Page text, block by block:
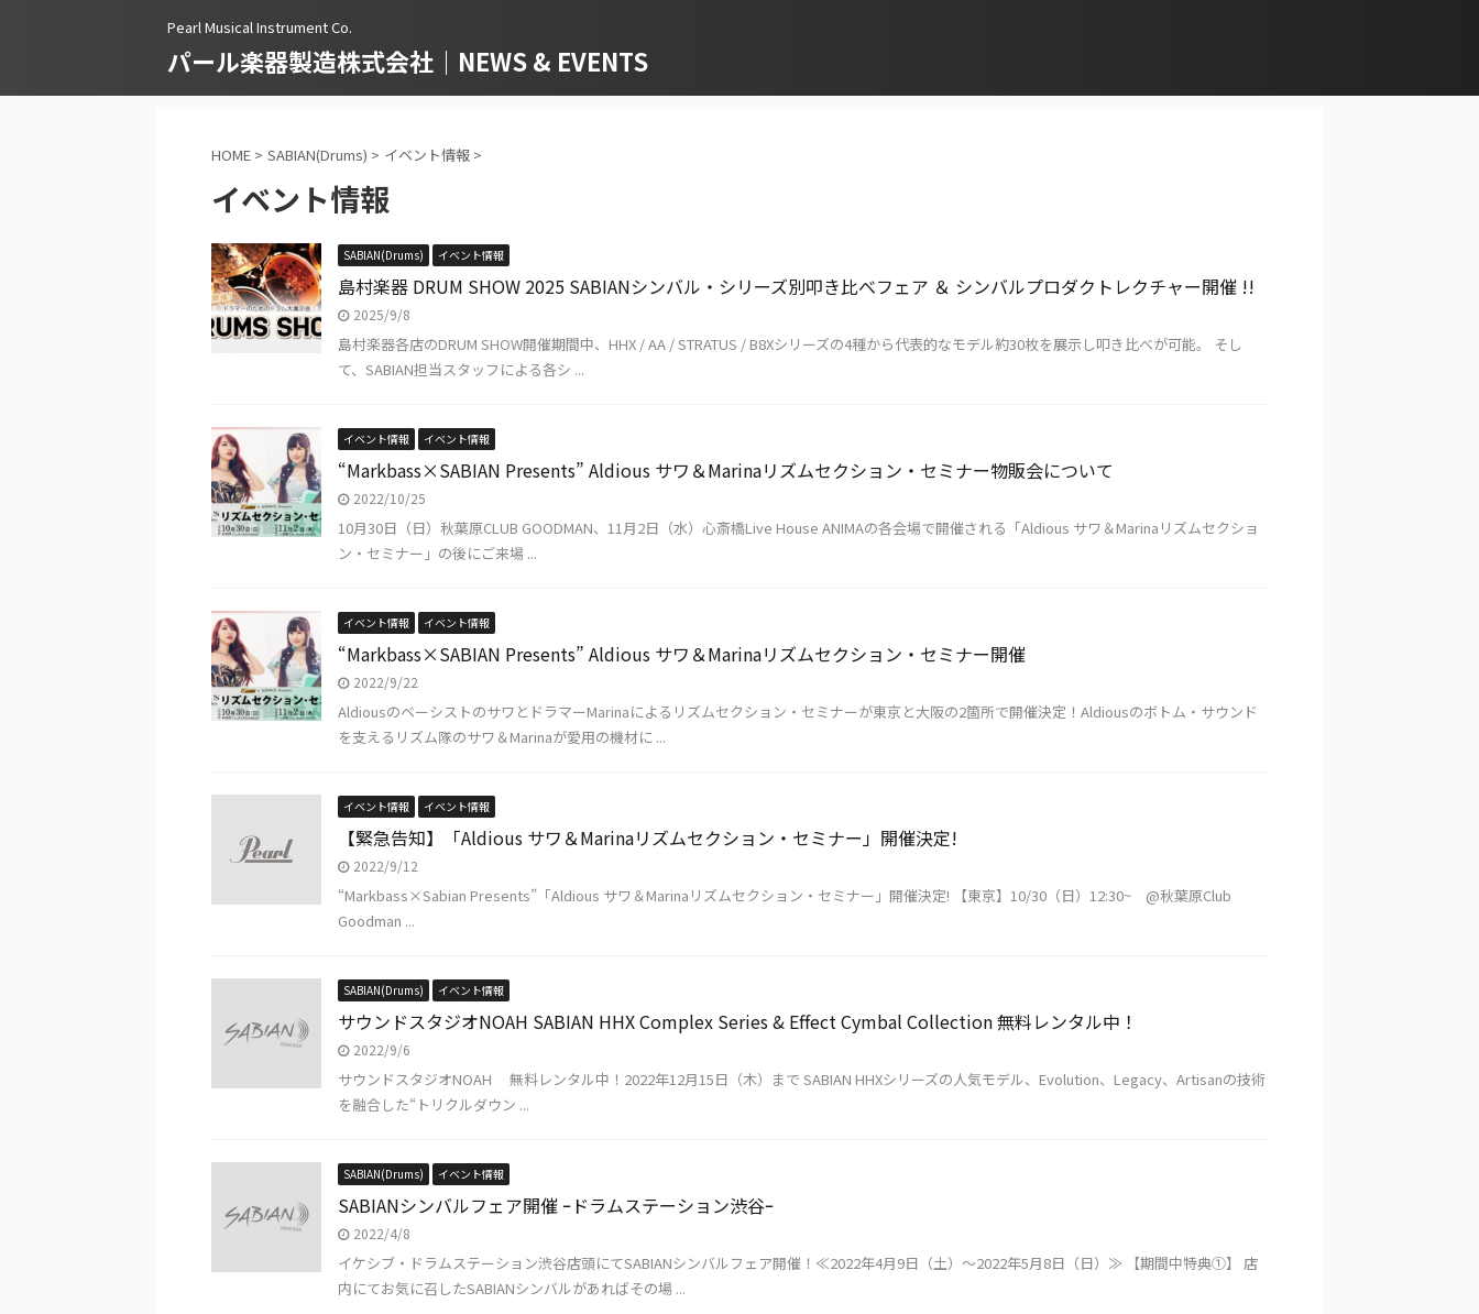
Pearl Musical Instrument Co.
パール楽器製造株式会社｜NEWS & EVENTS
HOME > SABIAN(Drums) > イベント情報 >
イベント情報
SABIAN(Drums) イベント情報
島村楽器 DRUM SHOW 2025 SABIANシンバル・シリーズ別叩き比べフェア ＆ シンバルプロダクトレクチャー開催 !!
2025/9/8
島村楽器各店のDRUM SHOW開催期間中、HHX / AA / STRATUS / B8Xシリーズの4種から代表的なモデル約30枚を展示し叩き比べが可能。 そし
て、SABIAN担当スタッフによる各シ ...
イベント情報 イベント情報
“Markbass×SABIAN Presents” Aldious サワ＆Marinaリズムセクション・セミナー物販会について
2022/10/25
10月30日（日）秋葉原CLUB GOODMAN、11月2日（水）心斎橋Live House ANIMAの各会場で開催される「Aldious サワ＆Marinaリズムセクショ
ン・セミナー」の後にご来場 ...
イベント情報 イベント情報
“Markbass×SABIAN Presents” Aldious サワ＆Marinaリズムセクション・セミナー開催
2022/9/22
AldiousのベーシストのサワとドラマーMarinaによるリズムセクション・セミナーが東京と大阪の2箇所で開催決定！Aldiousのボトム・サウンド
を支えるリズム隊のサワ＆Marinaが愛用の機材に ...
イベント情報 イベント情報
【緊急告知】「Aldious サワ＆Marinaリズムセクション・セミナー」開催決定!
2022/9/12
“Markbass×Sabian Presents”「Aldious サワ＆Marinaリズムセクション・セミナー」開催決定! 【東京】10/30（日）12:30~ @秋葉原Club
Goodman ...
SABIAN(Drums) イベント情報
サウンドスタジオNOAH SABIAN HHX Complex Series & Effect Cymbal Collection 無料レンタル中！
2022/9/6
サウンドスタジオNOAH 無料レンタル中！2022年12月15日（木）まで SABIAN HHXシリーズの人気モデル、Evolution、Legacy、Artisanの技術
を融合した“トリクルダウン ...
SABIAN(Drums) イベント情報
SABIANシンバルフェア開催 ｰドラムステーション渋谷ｰ
2022/4/8
イケシブ・ドラムステーション渋谷店頭にてSABIANシンバルフェア開催！≪2022年4月9日（土）～2022年5月8日（日）≫ 【期間中特典①】 店
内にてお気に召したSABIANシンバルがあればその場 ...